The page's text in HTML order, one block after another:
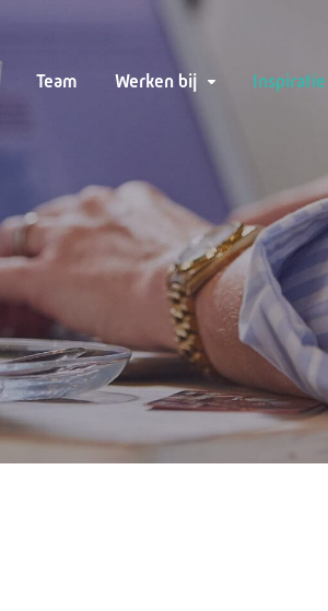
Team Werken bij Inspiratie